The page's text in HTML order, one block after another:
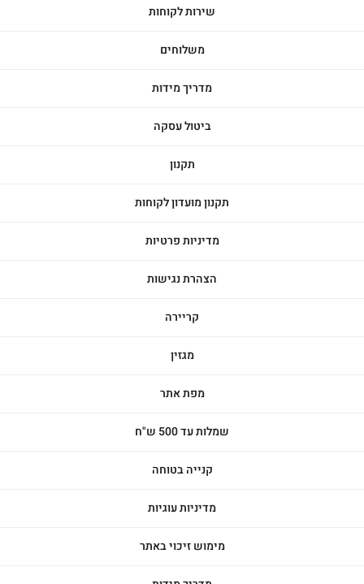
שירות לקוחות
משלוחים
מדריך מידות
ביטול עסקה
תקנון
תקנון מועדון לקוחות
מדיניות פרטיות
הצהרת נגישות
קריירה
מגזין
מפת אתר
שמלות עד 500 ש"ח
קנייה בטוחה
מדיניות עוגיות
מימוש זיכוי באתר